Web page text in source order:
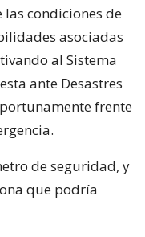
condiciones de
asociadas
al Sistema
ante Desastres
frente
de seguridad, y
que podría